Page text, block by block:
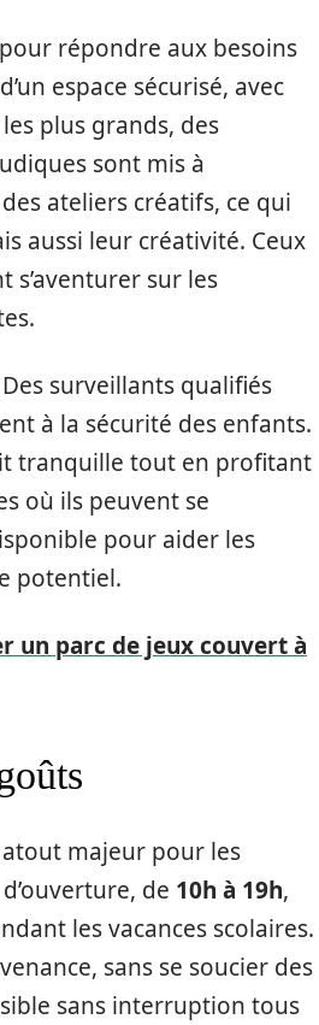
répondre aux besoins
espace sécurisé, avec
plus grands, des
sont mis à
ateliers créatifs, ce qui
aussi leur créativité. Ceux
sur les
surveillants qualifiés
à la sécurité des enfants.
tranquille tout en profitant
où ils peuvent se
pour aider les
potentiel.
un parc de jeux couvert à
majeur pour les
de 10h à 19h,
les vacances scolaires.
sans se soucier des
sans interruption tous